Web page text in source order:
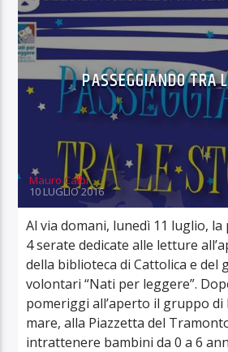
PASSEGGIANDO TRA
Mauro Calbi
10 LUGLIO 2016
Al via domani, lunedì 11 luglio, la
4 serate dedicate alle letture
della biblioteca di Cattolica e del
volontari “Nati per leggere”.
pomeriggi all’aperto il gruppo di
mare, alla Piazzetta del
intrattenere bambini da 0 a 6